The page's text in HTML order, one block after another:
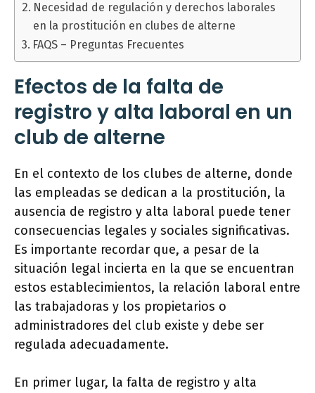
Necesidad de regulación y derechos laborales
en la prostitución en clubes de alterne
FAQS – Preguntas Frecuentes
Efectos de la falta de
registro y alta laboral en un
club de alterne
En el contexto de los clubes de alterne, donde
las empleadas se dedican a la prostitución, la
ausencia de registro y alta laboral puede tener
consecuencias legales y sociales significativas.
Es importante recordar que, a pesar de la
situación legal incierta en la que se encuentran
estos establecimientos, la relación laboral entre
las trabajadoras y los propietarios o
administradores del club existe y debe ser
regulada adecuadamente.
En primer lugar, la falta de registro y alta